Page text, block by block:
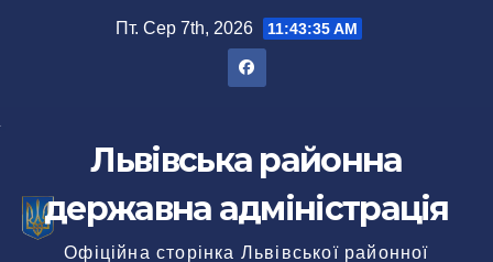
Пт. Сер 7th, 2026 11:43:36 AM
Львівська районна
державна адміністрація
Офіційна сторінка Львівської районної